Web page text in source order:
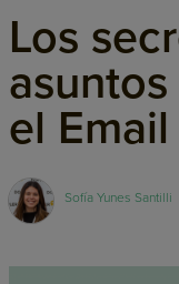
Los
el
Sofía Yunes Santilli